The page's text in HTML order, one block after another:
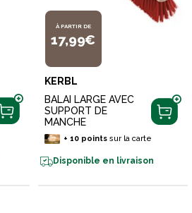
À PARTIR DE
17,99€
KERBL
BALAI LARGE AVEC
SUPPORT DE
MANCHE
+ 10pointssur la carte
Disponible en livraison